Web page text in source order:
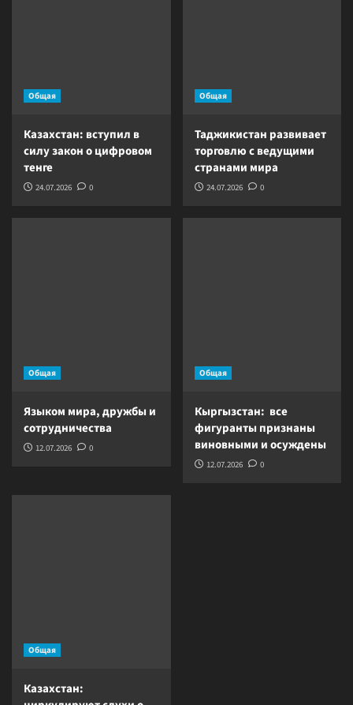
Общая
Казахстан: вступил в
силу закон о цифровом
тенге
24.07.2026 0
Общая
Таджикистан развивает
торговлю с ведущими
странами мира
24.07.2026 0
Общая
Языком мира, дружбы и
сотрудничества
12.07.2026 0
Общая
Кыргызстан: все
фигуранты признаны
виновными и осуждены
12.07.2026 0
Общая
Казахстан: